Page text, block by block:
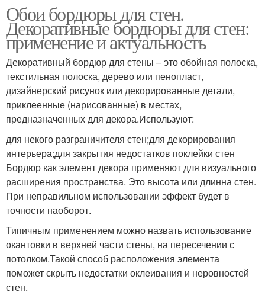
Обои бордюры для стен.
Декоративные бордюры для стен:
применение и актуальность
Декоративный бордюр для стены – это обойная полоска,
текстильная полоска, дерево или пенопласт,
дизайнерский рисунок или декорированные детали,
приклеенные (нарисованные) в местах,
предназначенных для декора.Используют:
для некого разграничителя стен;для декорирования
интерьера;для закрытия недостатков поклейки стен
Бордюр как элемент декора применяют для визуального
расширения пространства. Это высота или длинна стен.
При неправильном использовании эффект будет в
точности наоборот.
Типичным применением можно назвать использование
окантовки в верхней части стены, на пересечении с
потолком.Такой способ расположения элемента
поможет скрыть недостатки оклеивания и неровностей
стен.